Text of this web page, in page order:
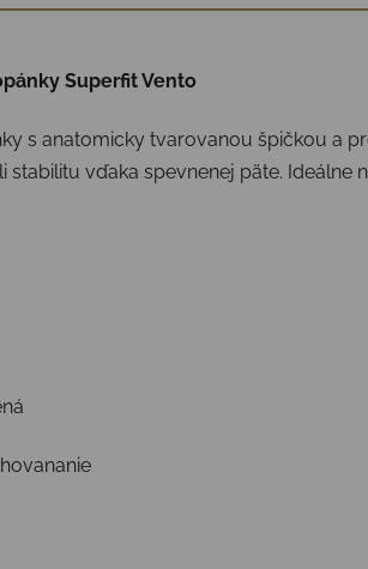
Superfit Vento
s anatomicky tvarovanou špičkou a
vďaka spevnenej päte. Ideálne